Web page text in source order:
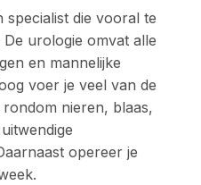
specialist die vooral te
urologie omvat alle
en mannelijke
voer je veel van de
nieren, blaas,
opereer je